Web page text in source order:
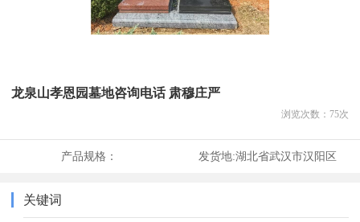
龙泉山孝恩园墓地咨询电话 肃穆庄严
浏览次数： 75次
产品规格： 发货地:湖北省武汉市汉阳区
关键词